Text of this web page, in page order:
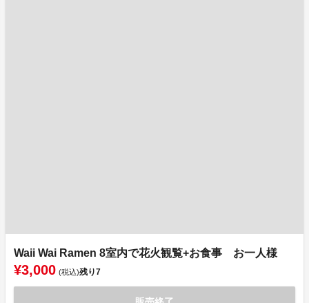
Waii Wai Ramen 8室内で花火観覧+お食事 お一人様
¥3,000 (税込)残り7